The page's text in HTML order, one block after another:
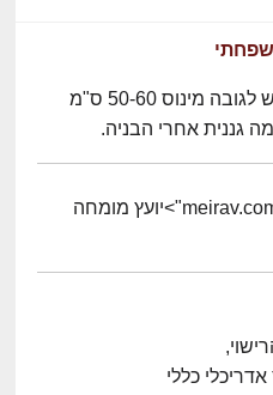
בוודאי. נהוג לשטח את המגרש לגובה מינוס 50-60 ס"מ
ארז מירב -meirav.com" target="_blank">יועץ מומחה
כללי